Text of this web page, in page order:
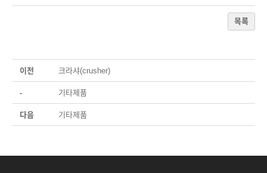
목록
이전 크라샤(crusher)
- 기타제품
다음 기타제품